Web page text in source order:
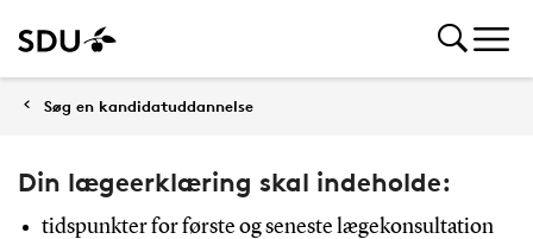
Søg en kandidatuddannelse
Din lægeerklæring skal indeholde:
tidspunkter for første og seneste lægekonsultation